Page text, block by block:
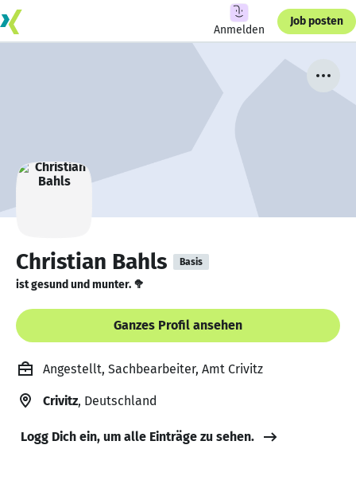
Anmelden
Job posten
Christian Bahls Basis
ist gesund und munter. 🥦
Ganzes Profil ansehen
Angestellt, Sachbearbeiter, Amt Crivitz
Crivitz, Deutschland
Logg Dich ein, um alle Einträge zu sehen.